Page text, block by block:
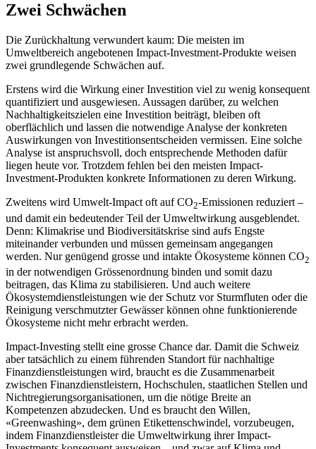
Zwei Schwächen
Die Zurückhaltung verwundert kaum: Die meisten im
Umweltbereich angebotenen Impact-Investment-Produkte weisen
zwei grundlegende Schwächen auf.
Erstens wird die Wirkung einer Investition viel zu wenig konsequent
quantifiziert und ausgewiesen. Aussagen darüber, zu welchen
Nachhaltigkeitszielen eine Investition beiträgt, bleiben oft
oberflächlich und lassen die notwendige Analyse der konkreten
Auswirkungen von Investitionsentscheiden vermissen. Eine solche
Analyse ist anspruchsvoll, doch entsprechende Methoden dafür
liegen heute vor. Trotzdem fehlen bei den meisten Impact-
Investment-Produkten konkrete Informationen zu deren Wirkung.
Zweitens wird Umwelt-Impact oft auf CO2-Emissionen reduziert –
und damit ein bedeutender Teil der Umweltwirkung ausgeblendet.
Denn: Klimakrise und Biodiversitätskrise sind aufs Engste
miteinander verbunden und müssen gemeinsam angegangen
werden. Nur genügend grosse und intakte Ökosysteme können CO2
in der notwendigen Grössenordnung binden und somit dazu
beitragen, das Klima zu stabilisieren. Und auch weitere
Ökosystemdienstleistungen wie der Schutz vor Sturmfluten oder die
Reinigung verschmutzter Gewässer können ohne funktionierende
Ökosysteme nicht mehr erbracht werden.
Impact-Investing stellt eine grosse Chance dar. Damit die Schweiz
aber tatsächlich zu einem führenden Standort für nachhaltige
Finanzdienstleistungen wird, braucht es die Zusammenarbeit
zwischen Finanzdienstleistern, Hochschulen, staatlichen Stellen und
Nichtregierungsorganisationen, um die nötige Breite an
Kompetenzen abzudecken. Und es braucht den Willen,
«Greenwashing», dem grünen Etikettenschwindel, vorzubeugen,
indem Finanzdienstleister die Umweltwirkung ihrer Impact-